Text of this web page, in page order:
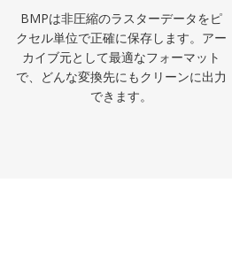
BMPは非圧縮のラスターデータをピ
クセル単位で正確に保存します。アー
カイブ元として最適なフォーマット
で、どんな変換先にもクリーンに出力
できます。